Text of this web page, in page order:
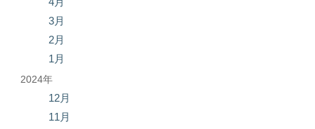
3月
2月
1月
2024年
12月
11月